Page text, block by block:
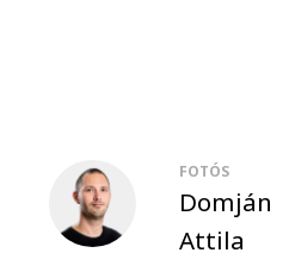
FOTÓS
Domján
Attila